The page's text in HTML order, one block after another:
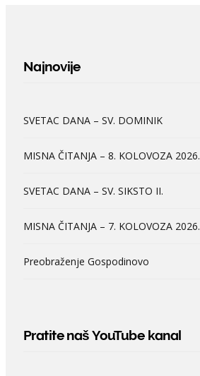
Najnovije
SVETAC DANA – SV. DOMINIK
MISNA ČITANJA – 8. KOLOVOZA 2026.
SVETAC DANA – SV. SIKSTO II.
MISNA ČITANJA – 7. KOLOVOZA 2026.
Preobraženje Gospodinovo
Pratite naš YouTube kanal